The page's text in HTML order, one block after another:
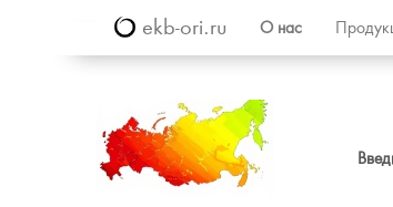
ekb-ori.ru О нас